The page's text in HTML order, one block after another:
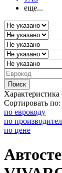
еще...
Поиск
Характеристика
Сортировать по:
по еврокоду
по
по цене